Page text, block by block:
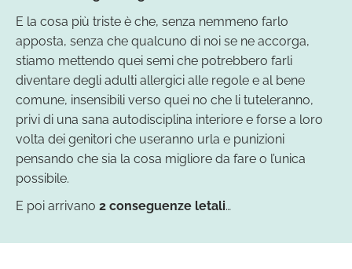
E la cosa più triste è che, senza nemmeno farlo
apposta, senza che qualcuno di noi se ne accorga,
stiamo mettendo quei semi che potrebbero farli
diventare degli adulti allergici alle regole e al bene
comune, insensibili verso quei no che li tuteleranno,
privi di una sana autodisciplina interiore e forse a loro
volta dei genitori che useranno urla e punizioni
pensando che sia la cosa migliore da fare o l’unica
possibile.
E poi arrivano 2 conseguenze letali…